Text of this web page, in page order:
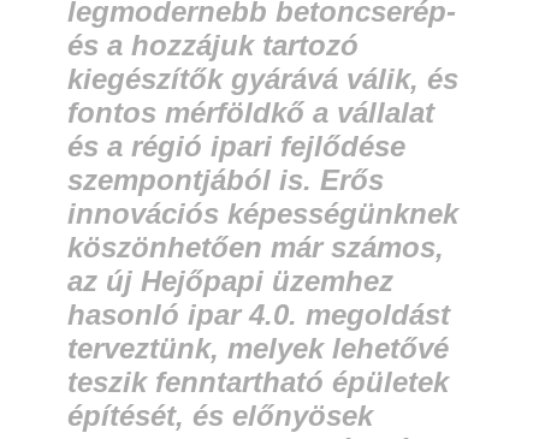
legmodernebb betoncserép-
és a hozzájuk tartozó
kiegészítők gyárává válik, és
fontos mérföldkő a vállalat
és a régió ipari fejlődése
szempontjából is. Erős
innovációs képességünknek
köszönhetően már számos,
az új Hejőpapi üzemhez
hasonló ipar 4.0. megoldást
terveztünk, melyek lehetővé
teszik fenntartható épületek
építését, és előnyösek